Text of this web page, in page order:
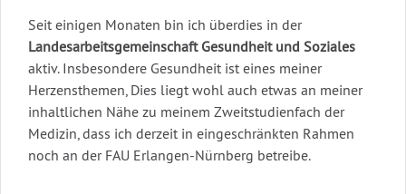
Seit einigen Monaten bin ich überdies in der
Landesarbeitsgemeinschaft Gesundheit und Soziales
aktiv. Insbesondere Gesundheit ist eines meiner
Herzensthemen, Dies liegt wohl auch etwas an meiner
inhaltlichen Nähe zu meinem Zweitstudienfach der
Medizin, dass ich derzeit in eingeschränkten Rahmen
noch an der FAU Erlangen-Nürnberg betreibe.